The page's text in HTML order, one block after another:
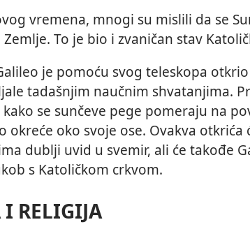
vremena, mnogi su mislili da se
To je bio i zvaničan stav
je pomoću svog teleskopa
tadašnjim naučnim shvatanjima.
se sunčeve pege pomeraju na
okreće oko svoje ose. Ovakva otkrića
dublji uvid u svemir, ali će takođe
s Katoličkom crkvom.
RELIGIJA